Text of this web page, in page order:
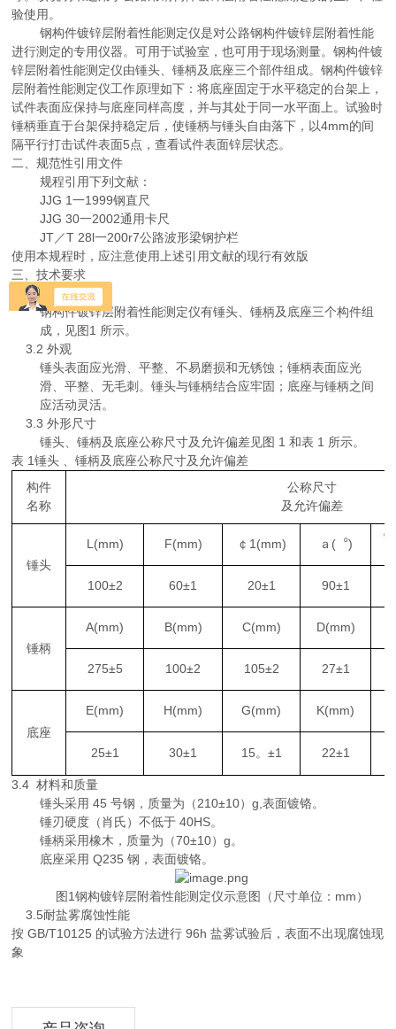
验使用。
钢构件镀锌层附着性能测定仪是对公路钢构件镀锌层附着性能
进行测定的专用仪器。可用于试验室，也可用于现场测量。钢构件镀
锌层附着性能测定仪由锤头、锤柄及底座三个部件组成。钢构件镀锌
层附着性能测定仪工作原理如下：将底座固定于水平稳定的台架上，
试件表面应保持与底座同样高度，并与其处于同一水平面上。试验时
锤柄垂直于台架保持稳定后，使锤柄与锤头自由落下，以4mm的间
隔平行打击试件表面5点，查看试件表面锌层状态。
二、规范性引用文件
规程引用下列文献：
JJG 1一1999钢直尺
JJG 30一2002通用卡尺
JT／T 28l一200r7公路波形梁钢护栏
使用本规程时，应注意使用上述引用文献的现行有效版
三、技术要求
3.1 结构
钢构件镀锌层附着性能测定仪有锤头、锤柄及底座三个构件组
成，见图1 所示。
3.2 外观
锤头表面应光滑、平整、不易磨损和无锈蚀；锤柄表面应光
滑、平整、无毛刺。锤头与锤柄结合应牢固；底座与锤柄之间
应活动灵活。
3.3 外形尺寸
锤头、锤柄及底座公称尺寸及允许偏差见图 1 和表 1 所示。
表 1锤头 、锤柄及底座公称尺寸及允许偏差
构件
名称
公称尺寸
及允许偏差
锤头
L(mm) F(mm) ￠1(mm) ａ(︒)
100±2 60±1 20±1 90±1
锤柄
A(mm) B(mm) C(mm) D(mm)
275±5 100±2 105±2 27±1
底座
E(mm) H(mm) G(mm) K(mm)
25±1 30±1 15。±1 22±1
3.4 材料和质量
锤头采用 45 号钢，质量为（210±10）g,表面镀铬。
锤刃硬度（肖氏）不低于 40HS。
锤柄采用橡木，质量为（70±10）g。
底座采用 Q235 钢，表面镀铬。
图1钢构镀锌层附着性能测定仪示意图（尺寸单位：mm）
3.5耐盐雾腐蚀性能
按 GB/T10125 的试验方法进行 96h 盐雾试验后，表面不出现腐蚀现
象